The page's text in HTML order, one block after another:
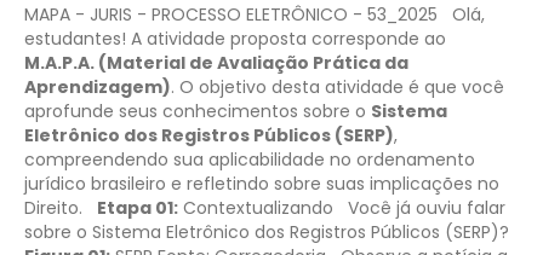
MAPA - JURIS - PROCESSO ELETRÔNICO - 53_2025
Olá,
estudantes! A atividade proposta corresponde ao
M.A.P.A. (Material de Avaliação Prática da
Aprendizagem). O objetivo desta atividade é que você
aprofunde seus conhecimentos sobre o Sistema
Eletrônico dos Registros Públicos (SERP),
compreendendo sua aplicabilidade no ordenamento
jurídico brasileiro e refletindo sobre suas implicações no
Direito.
Etapa 01: Contextualizando
Você já ouviu falar
sobre o Sistema Eletrônico dos Registros Públicos (SERP)?